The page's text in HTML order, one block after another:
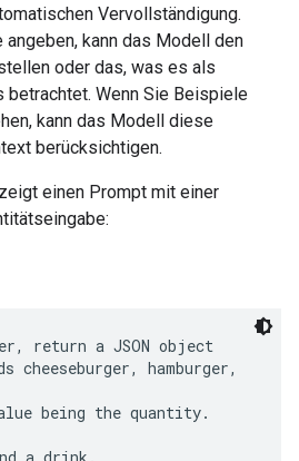
Vervollständigung.
angeben, kann das Modell den
oder das, was es als
Wenn Sie Beispiele
kann das Modell diese
berücksichtigen.
einen Prompt mit einer
return a JSON object
hamburger,
being the quantity.